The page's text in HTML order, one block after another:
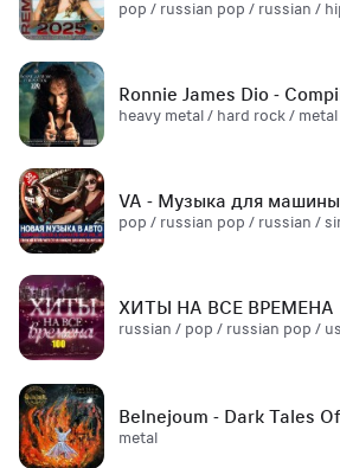
pop / russian pop / russian /
Ronnie James Dio -
heavy metal / hard rock /
pop / russian pop / russian /
ХИТЫ НА ВСЕ ВРЕМЕНА
russian / pop / russian pop /
Belnejoum - Dark Tales
metal